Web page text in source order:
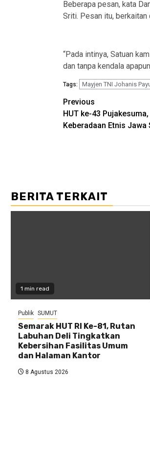
Beberapa pesan, kata
Sriti. Pesan itu,
“Pada intinya, Satuan
dan tanpa kendala
Tags: Mayjen TNI Johanis
Post
navigation
Previous
HUT ke-43
Keberadaan Etnis Jawa
BERITA TERKAIT
1 min read
Publik SUMUT
Semarak HUT RI Ke-81, Rutan
Labuhan Deli Tingkatkan
Kebersihan Fasilitas Umum
dan Halaman Kantor
8 Agustus 2026